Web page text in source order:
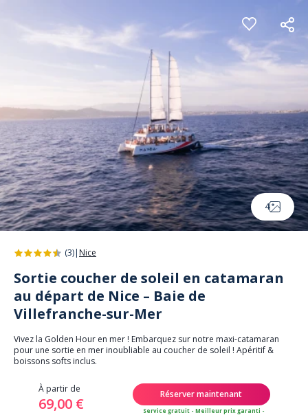
4
(3)| Nice
Sortie coucher de soleil en catamaran
au départ de Nice – Baie de
Villefranche-sur-Mer
Vivez la Golden Hour en mer ! Embarquez sur notre maxi-catamaran
pour une sortie en mer inoubliable au coucher de soleil ! Apéritif &
boissons softs inclus.
À partir de
69,00 €
Réserver maintenant
Service gratuit - Meilleur prix garanti -